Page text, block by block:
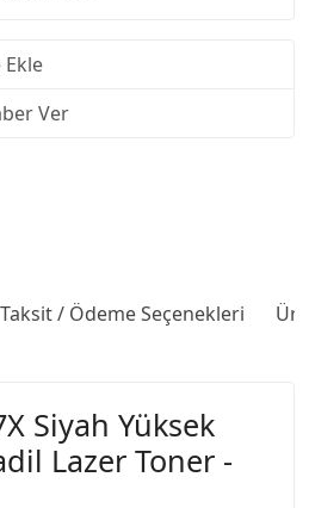
Ekle
Ver
Taksit / Ödeme Seçenekleri
Siyah Yüksek
Lazer Toner -